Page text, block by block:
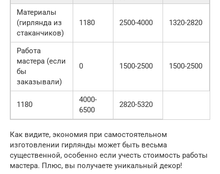
Материалы
(гирлянда из
стаканчиков)
1180 2500-4000 1320-2820
Работа
мастера (если
бы
заказывали)
0 1500-2500 1500-2500
1180
4000-
6500
2820-5320
Как видите, экономия при самостоятельном
изготовлении гирлянды может быть весьма
существенной, особенно если учесть стоимость работы
мастера. Плюс, вы получаете уникальный декор!